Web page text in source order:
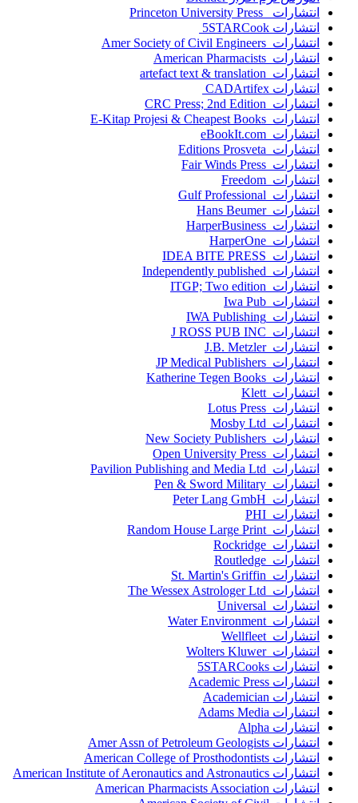
انتشارات Princeton University Press
انتشارات ‎ 5STARCook
انتشارات Amer Society of Civil Engineers
انتشارات American Pharmacists
انتشارات artefact text & translation
انتشارات ‎ CADArtifex
انتشارات CRC Press; 2nd Edition
انتشارات E-Kitap Projesi & Cheapest Books
انتشارات eBookIt.com
انتشارات Editions Prosveta
انتشارات Fair Winds Press
انتشارات Freedom
انتشارات Gulf Professional
انتشارات Hans Beumer
انتشارات HarperBusiness
انتشارات HarperOne
انتشارات IDEA BITE PRESS
انتشارات Independently published
انتشارات ITGP; Two edition
انتشارات Iwa Pub
انتشارات IWA Publishing
انتشارات J ROSS PUB INC
انتشارات J.B. Metzler
انتشارات JP Medical Publishers
انتشارات Katherine Tegen Books
انتشارات Klett
انتشارات Lotus Press
انتشارات Mosby Ltd
انتشارات New Society Publishers
انتشارات Open University Press
انتشارات Pavilion Publishing and Media Ltd
انتشارات Pen & Sword Military
انتشارات Peter Lang GmbH
انتشارات PHI
انتشارات Random House Large Print
انتشارات Rockridge
انتشارات Routledge
انتشارات St. Martin's Griffin
انتشارات The Wessex Astrologer Ltd
انتشارات Universal
انتشارات Water Environment
انتشارات Wellfleet
انتشارات Wolters Kluwer
انتشارات 5STARCooks
انتشارات Academic Press
انتشارات Academician
انتشارات Adams Media
انتشارات Alpha
انتشارات Amer Assn of Petroleum Geologists
انتشارات American College of Prosthodontists
انتشارات American Institute of Aeronautics and Astronautics
انتشارات American Pharmacists Association